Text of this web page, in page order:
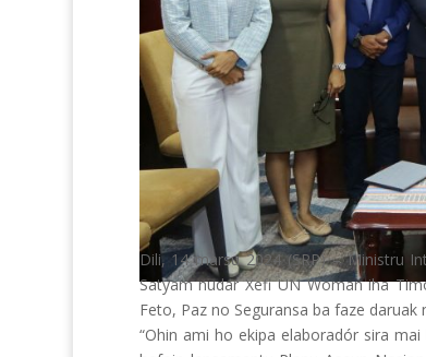
Dili, 14 marsu 2024 (SRP) – Ministru
Satyam nudar Xefi UN Woman iha
Feto, Paz no Seguransa ba faze daruak
“Ohin ami ho ekipa elaboradór sira